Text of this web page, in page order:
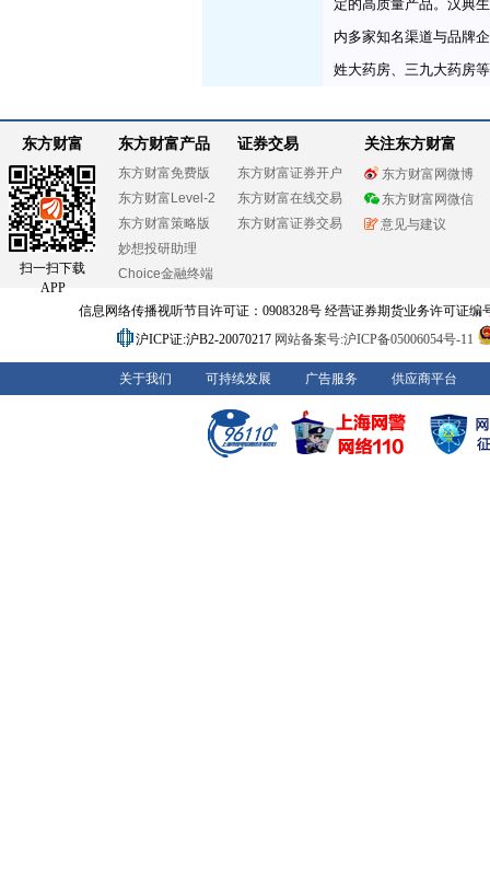
定的高质量产品。汉典
内多家知名渠道与品牌
姓大药房、三九大药房
东方财富
扫一扫下载
APP
东方财富产品
东方财富免费版
东方财富Level-2
东方财富策略版
妙想投研助理
Choice金融终端
证券交易
东方财富证券开户
东方财富在线交易
东方财富证券交易
关注东方财富
东方财富网微博
东方财富网微信
意见与建议
信息网络传播视听节目许可证：0908328号 经营证券期货业务许可证编
沪ICP证:沪B2-20070217 网站备案号:沪ICP备05006054号-11
关于我们 可持续发展 广告服务 供应商平台